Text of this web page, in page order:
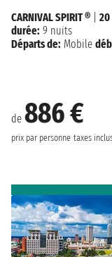
de 886 €
prix par personne taxes
CARNIVAL SPIRIT ®
20
durée: 9 nuits
Départs de: Mobile